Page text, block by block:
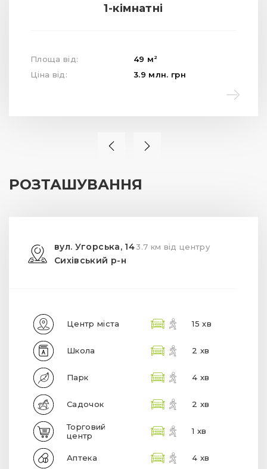
1-кімнатні
Площа від: 49 м 2
Ціна від: 3.9 млн. грн
РОЗТАШУВАННЯ
вул. Угорська, 14
Сихівський р-н
3.7 км від центру
Центр міста 15 хв
Школа 2 хв
Парк 4 хв
Садочок 2 хв
Торговий
центр
1 хв
Аптека 4 хв